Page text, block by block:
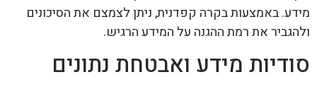
מידע. באמצעות בקרה קפדנית, ניתן לצמצם את הסיכונים
ולהגביר את רמת ההגנה על המידע הרגיש.
סודיות מידע ואבטחת נתונים